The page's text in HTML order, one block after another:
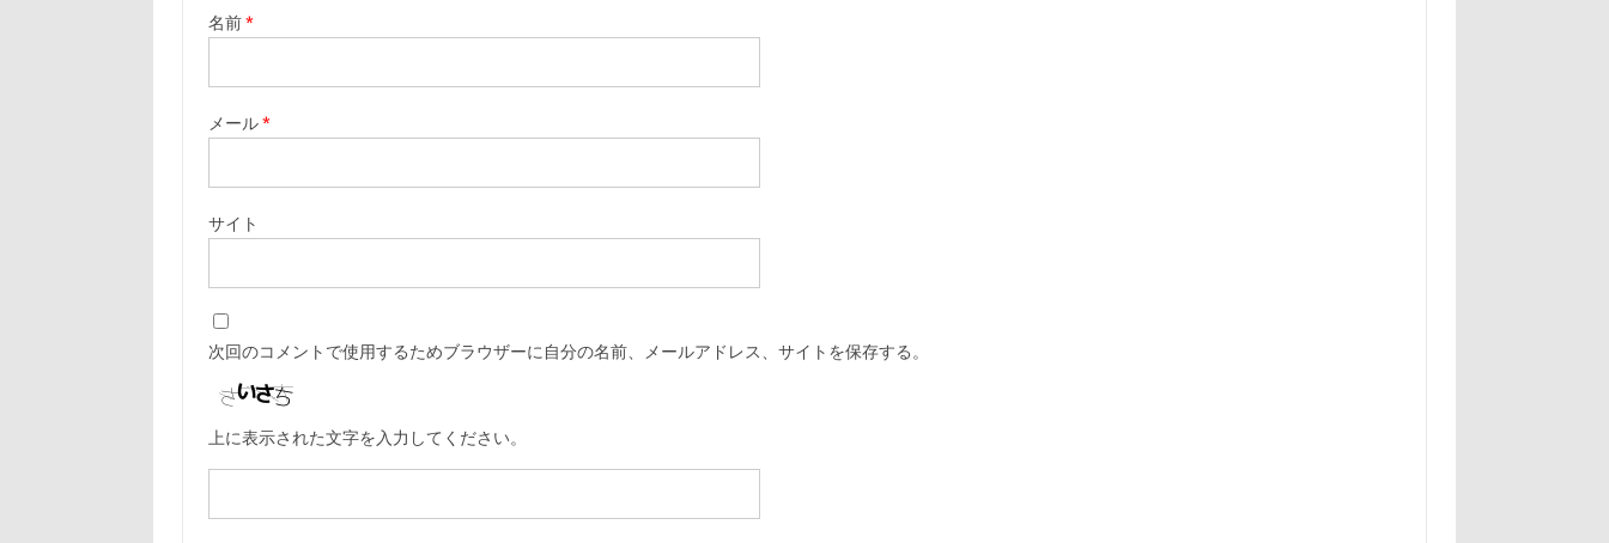
名前*
メール*
サイト
次回のコメントで使用するためブラウザーに自分の名前、メールアドレス、サイトを保存する。
上に表示された文字を入力してください。